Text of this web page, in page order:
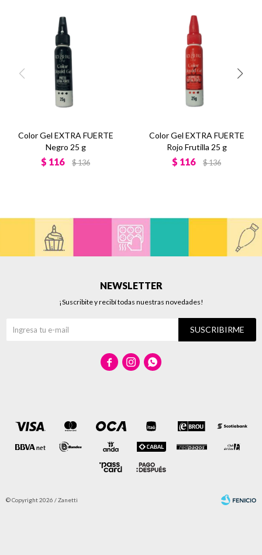
Color Gel EXTRA FUERTE
Negro 25 g
$ 116 $136
Color Gel EXTRA FUERTE
Rojo Frutilla 25 g
$ 116 $136
NEWSLETTER
¡Suscribite y recibí todas nuestras novedades!
SUSCRIBIRME
  
© Copyright 2026 / Zanetti